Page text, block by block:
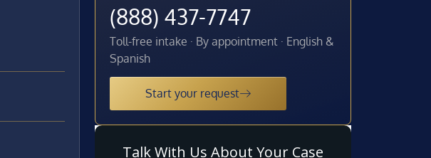
(888) 437-7747
Toll-free intake · By appointment · English &
Spanish
Start your request